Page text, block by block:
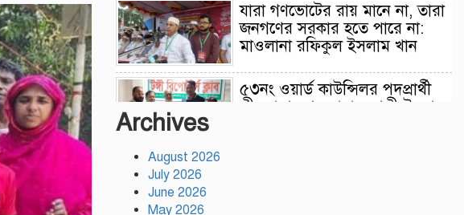
যারা গণভোটের রায় মানে না, তারা
জনগণের সরকার হতে পারে না:
মাওলানা রফিকুল ইসলাম খান
৫৩নং ওয়ার্ড কাউন্সিলর পদপ্রার্থী
পীরজাদা মো: নোয়াব আলী উমরা
Archives
August 2026
July 2026
June 2026
May 2026